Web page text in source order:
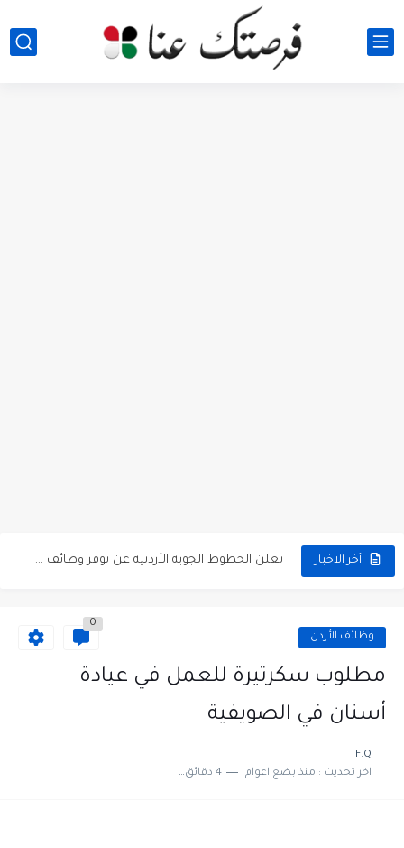
أخر الاخبار تعلن الخطوط الجوية الأردنية عن توفر وظائف شاغرة لمضيفي طيران
مطلوب عامل نظافة عدد 2 بدوام كامل او جزئي في... وظائف الأردن
0
مطلوب سكرتيرة للعمل في عيادة
أسنان في الصويفية
F.Q
اخر تحديث : منذ بضع اعوام 4 دقائق للقراءة